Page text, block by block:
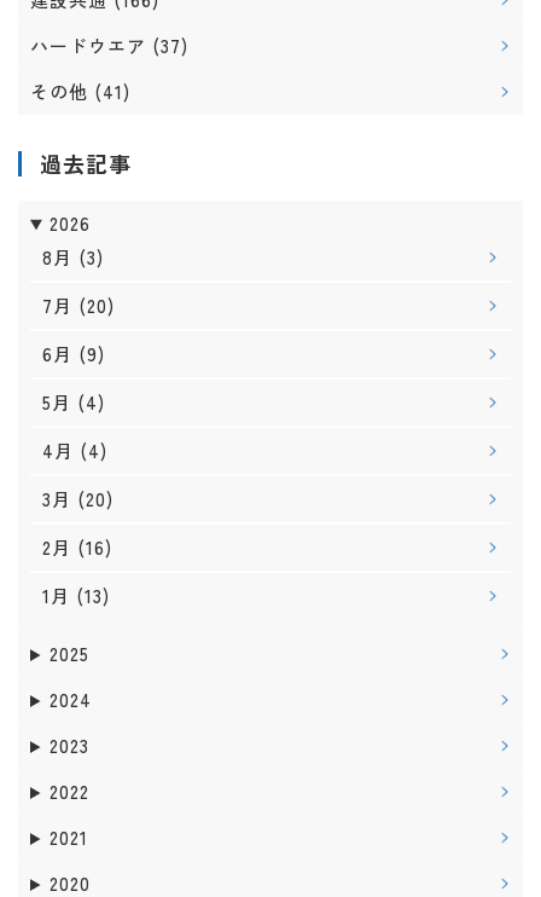
ハードウエア (37)
その他 (41)
過去記事
2026
8月 (3)
7月 (20)
6月 (9)
5月 (4)
4月 (4)
3月 (20)
2月 (16)
1月 (13)
2025
2024
2023
2022
2021
2020